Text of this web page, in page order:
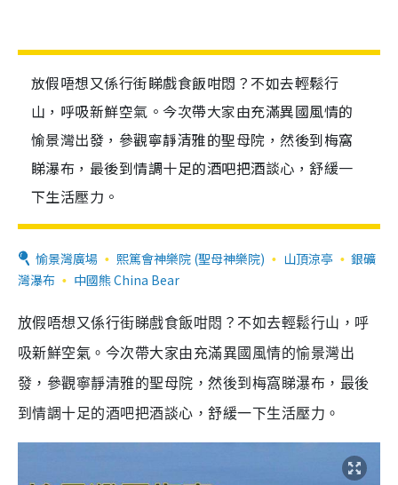
放假唔想又係行街睇戲食飯咁悶？不如去輕鬆行
山，呼吸新鮮空氣。今次帶大家由充滿異國風情的
愉景灣出發，參觀寧靜清雅的聖母院，然後到梅窩
睇瀑布，最後到情調十足的酒吧把酒談心，舒緩一
下生活壓力。
愉景灣廣場 熙篤會神樂院 (聖母神樂院) 山頂涼亭
銀礦
灣瀑布
中國熊 China Bear
放假唔想又係行街睇戲食飯咁悶？不如去輕鬆行山，呼
吸新鮮空氣。今次帶大家由充滿異國風情的愉景灣出
發，參觀寧靜清雅的聖母院，然後到梅窩睇瀑布，最後
到情調十足的酒吧把酒談心，舒緩一下生活壓力。